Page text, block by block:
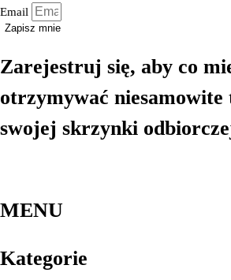
Email
Zapisz mnie
Zarejestruj się, aby co
otrzymywać niesamowite
swojej skrzynki
MENU
Kategorie